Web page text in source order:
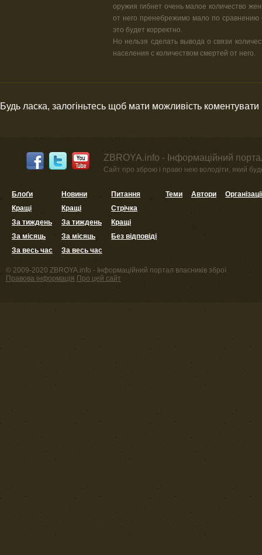
оружия гибнет очень малое количество
от него пренебрежимо мало по
это будет корректно.
Но нельзя сделать вывода о связи
населения с количеством смертей от него.
Будь ласка, залогіньтесь щоб мати можливість коментувати
ZBROYA.info - Інформаційний
Сайт про зброю і право нею володіти, який
Блоґи
Кращі
За тиждень
За місяць
За весь час
Новини
Кращі
За тиждень
За місяць
За весь час
Питання
Стрічка
Кращі
Без відповіді
Теми Автори
© 2009-2020 ZBROYA.info - Інформаційний портал власників зброї
Правова інформація Про цей сайт